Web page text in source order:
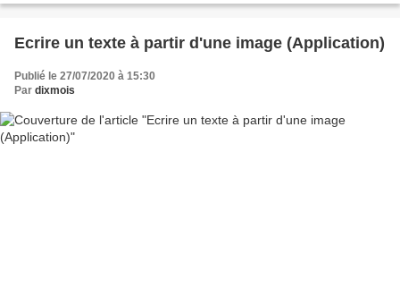
Ecrire un texte à partir d'une image (Application)
Publié le 27/07/2020 à 15:30
Par dixmois